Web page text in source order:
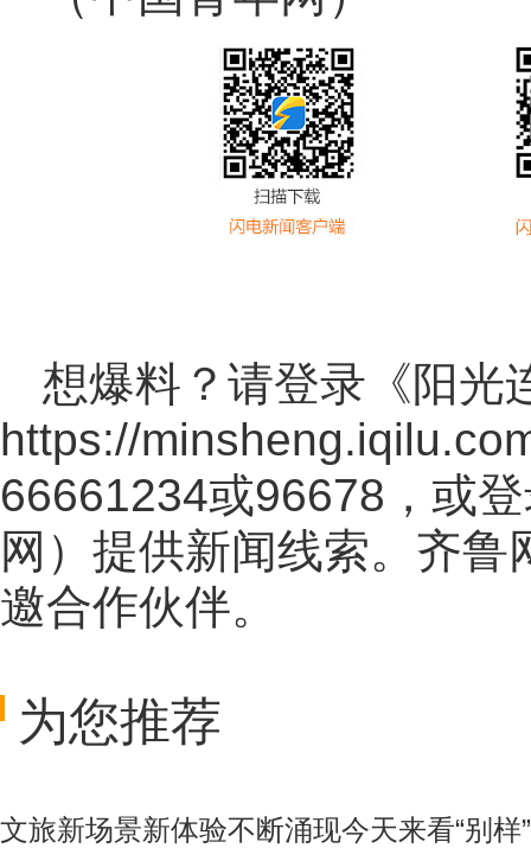
想爆料？请登录《阳光
https://
66661234或96678，或
网 ）提供新闻线索。齐鲁
邀合作伙伴。
为您推荐
文旅新场景新体验不断涌现今天来看“别样